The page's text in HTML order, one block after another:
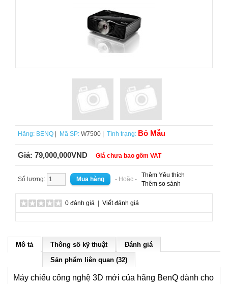
Hãng: BENQ Mã SP: W7500 | Tình trạng: Bỏ Mẫu
Giá: 79,000,000VND Giá chưa bao gồm VAT
Số lượng: - Hoặc -
Thêm Yêu thích
Thêm so sánh
0 đánh giá Viết đánh giá
Mô tả Thông số kỹ thuật
Đánh giá
Sản phẩm liên quan (32)
Máy chiếu công nghệ 3D mới của hãng BenQ dành cho